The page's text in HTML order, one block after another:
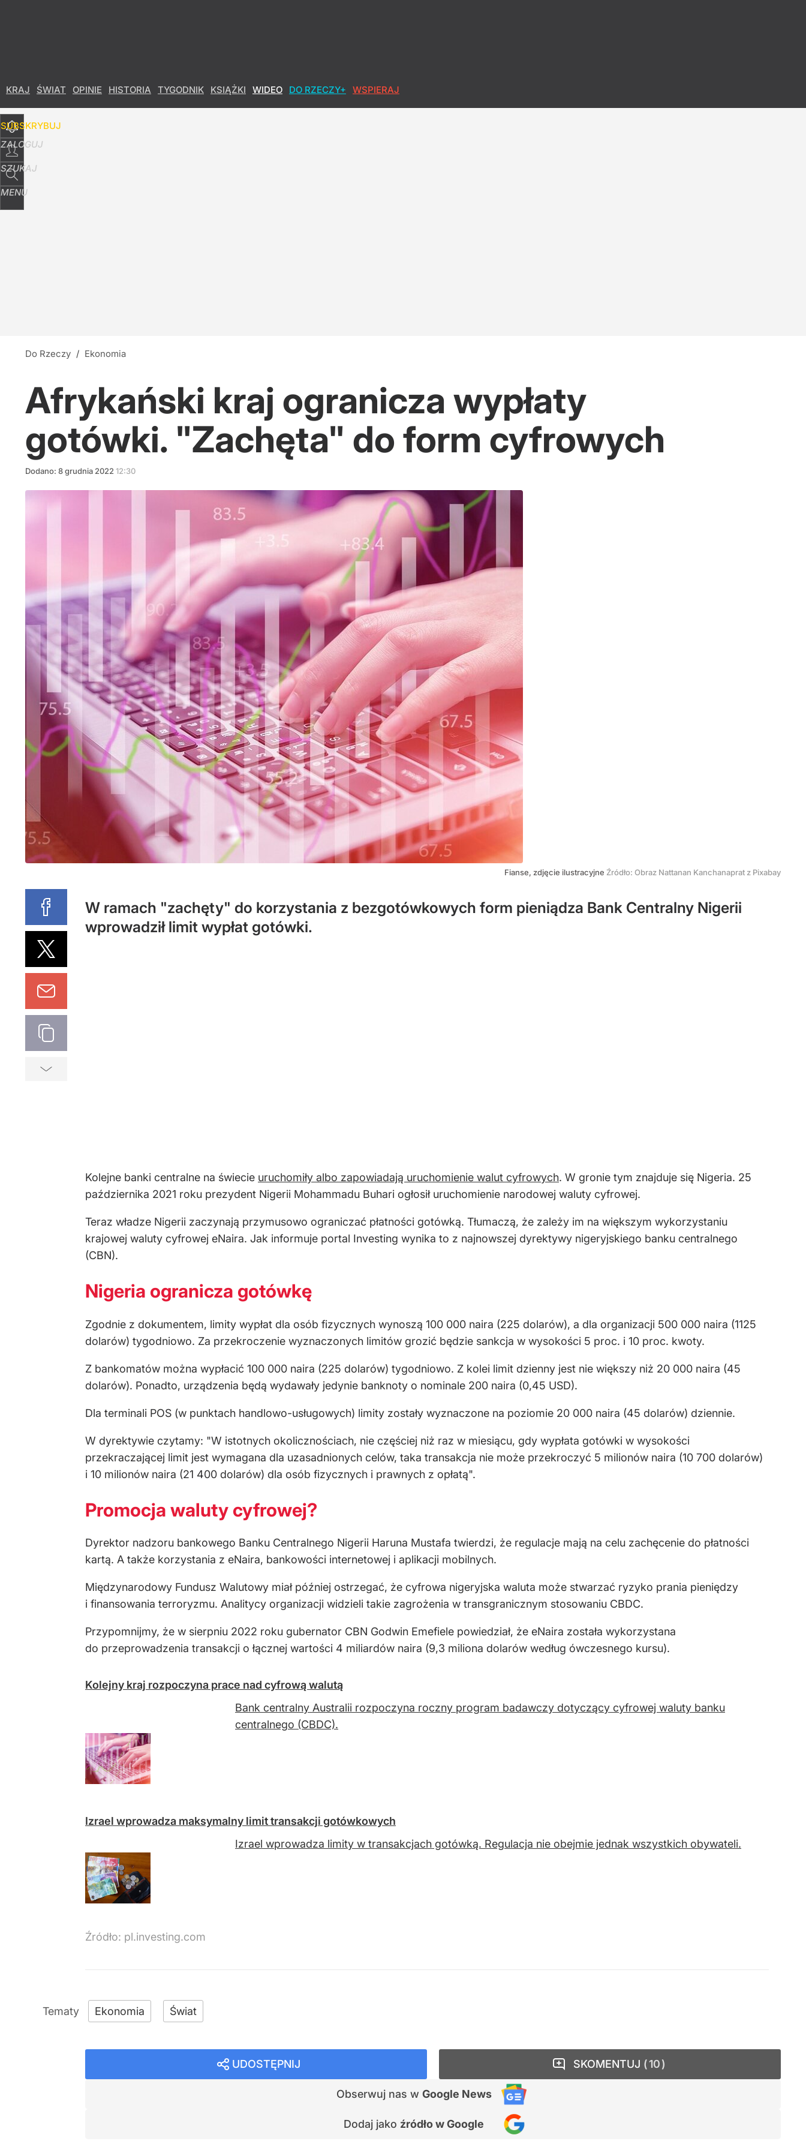
KRAJ ŚWIAT OPINIE HISTORIA TYGODNIK KSIĄŻKI WIDEO DO RZECZY+ WSPIERAJ
SUBSKRYBUJ
ZALOGUJ
SZUKAJ
MENU
Do Rzeczy / Ekonomia
Afrykański kraj ogranicza wypłaty
gotówki. "Zachęta" do form cyfrowych
Dodano: 8grudnia 2022 12:30
Fianse, zdjęcie ilustracyjne Źródło: Obraz Nattanan Kanchanaprat z Pixabay
W ramach "zachęty" do korzystania z bezgotówkowych form pieniądza Bank Centralny Nigerii
wprowadził limit wypłat gotówki.
Kolejne banki centralne na świecie uruchomiły albo zapowiadają uruchomienie walut cyfrowych. W gronie tym znajduje się Nigeria. 25
października 2021 roku prezydent Nigerii Mohammadu Buhari ogłosił uruchomienie narodowej waluty cyfrowej.
Teraz władze Nigerii zaczynają przymusowo ograniczać płatności gotówką. Tłumaczą, że zależy im na większym wykorzystaniu
krajowej waluty cyfrowej eNaira. Jak informuje portal Investing wynika to z najnowszej dyrektywy nigeryjskiego banku centralnego
(CBN).
Nigeria ogranicza gotówkę
Zgodnie z dokumentem, limity wypłat dla osób fizycznych wynoszą 100 000 naira (225 dolarów), a dla organizacji 500 000 naira (1125
dolarów) tygodniowo. Za przekroczenie wyznaczonych limitów grozić będzie sankcja w wysokości 5 proc. i 10 proc. kwoty.
Z bankomatów można wypłacić 100 000 naira (225 dolarów) tygodniowo. Z kolei limit dzienny jest nie większy niż 20 000 naira (45
dolarów). Ponadto, urządzenia będą wydawały jedynie banknoty o nominale 200 naira (0,45 USD).
Dla terminali POS (w punktach handlowo-usługowych) limity zostały wyznaczone na poziomie 20 000 naira (45 dolarów) dziennie.
W dyrektywie czytamy: "W istotnych okolicznościach, nie częściej niż raz w miesiącu, gdy wypłata gotówki w wysokości
przekraczającej limit jest wymagana dla uzasadnionych celów, taka transakcja nie może przekroczyć 5 milionów naira (10 700 dolarów)
i 10 milionów naira (21 400 dolarów) dla osób fizycznych i prawnych z opłatą".
Promocja waluty cyfrowej?
Dyrektor nadzoru bankowego Banku Centralnego Nigerii Haruna Mustafa twierdzi, że regulacje mają na celu zachęcenie do płatności
kartą. A także korzystania z eNaira, bankowości internetowej i aplikacji mobilnych.
Międzynarodowy Fundusz Walutowy miał później ostrzegać, że cyfrowa nigeryjska waluta może stwarzać ryzyko prania pieniędzy
i finansowania terroryzmu. Analitycy organizacji widzieli takie zagrożenia w transgranicznym stosowaniu CBDC.
Przypomnijmy, że w sierpniu 2022 roku gubernator CBN Godwin Emefiele powiedział, że eNaira została wykorzystana
do przeprowadzenia transakcji o łącznej wartości 4 miliardów naira (9,3 miliona dolarów według ówczesnego kursu).
Kolejny kraj rozpoczyna prace nad cyfrową walutą
Bank centralny Australii rozpoczyna roczny program badawczy dotyczący cyfrowej waluty banku
centralnego (CBDC).
Izrael wprowadza maksymalny limit transakcji gotówkowych
Izrael wprowadza limity w transakcjach gotówką. Regulacja nie obejmie jednak wszystkich obywateli.
Źródło: pl.investing.com
Ekonomia Świat
UDOSTĘPNIJ
Obserwuj nas w Google News
Dodaj jako źródło w Google
SKOMENTUJ 10